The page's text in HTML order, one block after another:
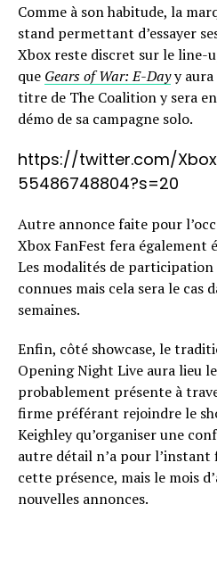
Comme à son habitude, la
stand permettant d’essayer
Xbox reste discret sur le line-
que Gears of War: E-Dayy aura
titre de The Coalition y sera
démo de sa campagne solo.
https://twitter.com/
55486748804?s=20
Autre annonce faite pour
Xbox FanFest fera également
Les modalités de
connues mais cela sera le cas
semaines.
Enfin, côté showcase, le
Opening Night Live aura lieu
probablement présente à
firme préférant rejoindre le
Keighley qu’organiser une
autre détail n’a pour
cette présence, mais le mois
nouvelles annonces.